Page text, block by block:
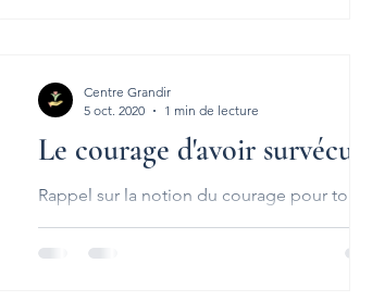
Le courage d'avoir survécu
Rappel sur la notion du courage pour toutes
sexuelle. Trop souvent les victimes se...
Centre Grandir
5 oct. 2020
1 min de lecture